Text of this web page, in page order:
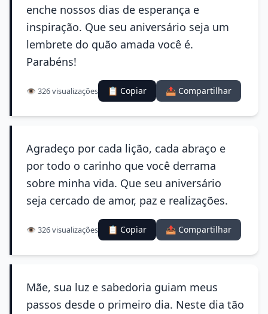
enche nossos dias de esperança e
inspiração. Que seu aniversário seja um
lembrete do quão amada você é.
Parabéns!
👁️ 326 visualizações 📋 Copiar 📤 Compartilhar
Agradeço por cada lição, cada abraço e
por todo o carinho que você derrama
sobre minha vida. Que seu aniversário
seja cercado de amor, paz e realizações.
👁️ 326 visualizações 📋 Copiar 📤 Compartilhar
Mãe, sua luz e sabedoria guiam meus
passos desde o primeiro dia. Neste dia tão